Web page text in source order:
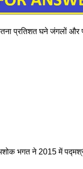
प्रतिशत घने जंगलों और
भगत ने 2015 में